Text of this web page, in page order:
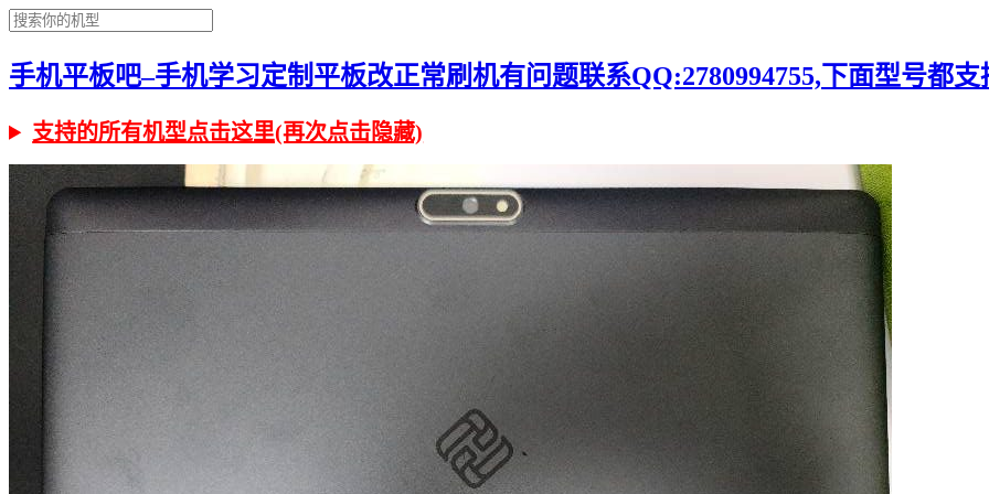
手机平板吧–手机学习定制平板改正常刷机有问题联系QQ:2780994755,下面型号都支
支持的所有机型点击这里(再次点击隐藏)